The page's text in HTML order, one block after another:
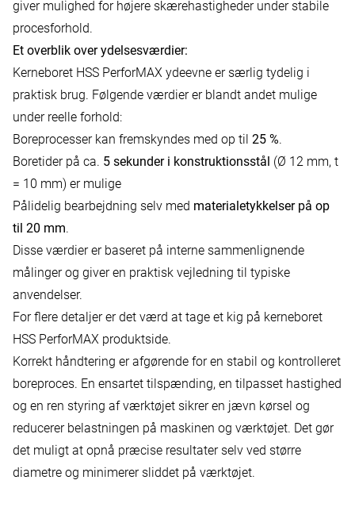
giver mulighed for højere skærehastigheder under stabile
procesforhold.
Et overblik over ydelsesværdier:
Kerneboret HSS PerforMAX ydeevne er særlig tydelig i
praktisk brug. Følgende værdier er blandt andet mulige
under reelle forhold:
Boreprocesser kan fremskyndes med op til 25 %.
Boretider på ca. 5 sekunder i konstruktionsstål (Ø 12 mm, t
= 10 mm) er mulige
Pålidelig bearbejdning selv med materialetykkelser på op
til 20 mm.
Disse værdier er baseret på interne sammenlignende
målinger og giver en praktisk vejledning til typiske
anvendelser.
For flere detaljer er det værd at tage et kig på kerneboret
HSS PerforMAX produktside.
Korrekt håndtering er afgørende for en stabil og kontrolleret
boreproces. En ensartet tilspænding, en tilpasset hastighed
og en ren styring af værktøjet sikrer en jævn kørsel og
reducerer belastningen på maskinen og værktøjet. Det gør
det muligt at opnå præcise resultater selv ved større
diametre og minimerer sliddet på værktøjet.